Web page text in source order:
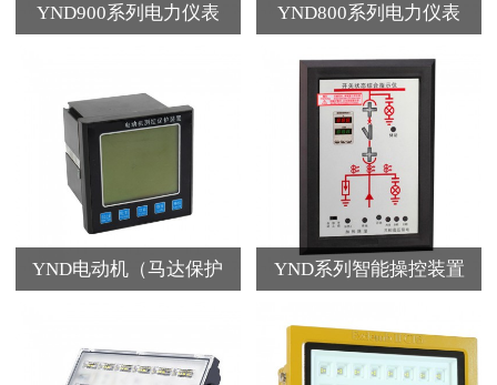
YND900系列电力仪表 YND800系列电力仪表
YND电动机（马达保护 YND系列智能操控装置